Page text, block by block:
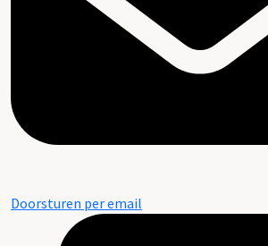
Doorsturen per email